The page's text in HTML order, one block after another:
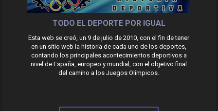
TODO EL DEPORTE POR IGUAL
Esta web se creó, un 9 de julio de 2010, con el fin de tener
en un sitio web la historia de cada uno de los deportes,
contando los principales acontecimientos deportivos a
nivel de España, europeo y mundial, con el objetivo final
del camino a los Juegos Olímpicos.